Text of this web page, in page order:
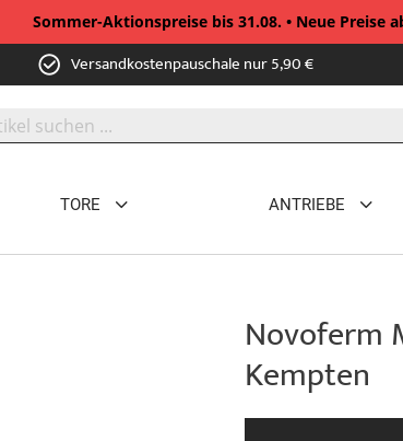
Sommer-Aktionspreise bis 31.08. • Neue Preise
Versandkostenpauschale nur 5,90 €
TORE ANTRIEBE
Novoferm
Kempten